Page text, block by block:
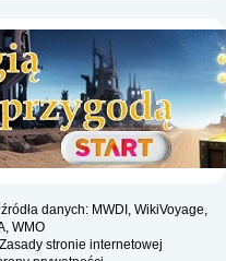
danych: MWDI, WikiVoyage,
WMO
Zasady stronie internetowej